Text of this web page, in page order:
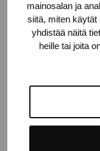
mainosalan ja
siitä, miten
yhdistää näitä
heille tai joita
Kustaa Vaasan
10600 Tammisaari
+358 (0)50 371
Ota yhteyttä